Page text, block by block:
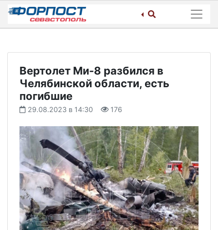
Skip
content
Вертолет Ми-8 разбился в
Челябинской области, есть
погибшие
29.08.2023 в 14:30 176